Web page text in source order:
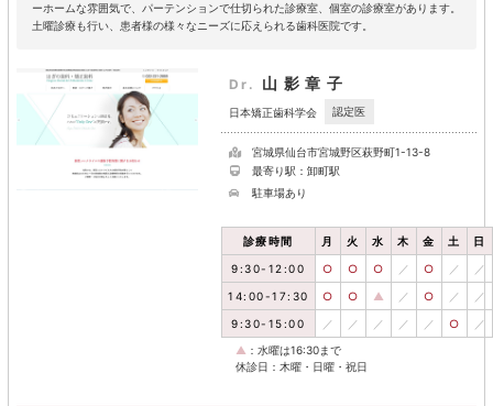
ーホームな雰囲気で、パーテンションで仕切られた診療室、個室の診療室があります。
土曜診療も行い、患者様の様々なニーズに応えられる歯科医院です。
Dr. 山影章子
日本矯正歯科学会 認定医
宮城県仙台市宮城野区萩野町1-13-8
最寄り駅：卸町駅
駐車場あり
診療時間 月 火 水 木 金 土 日
9:30-12:00 ○ ○ ○ ／ ○ ／ ／
14:00-17:30 ○ ○ ▲ ／ ○ ／ ／
9:30-15:00 ／ ／ ／ ／ ／ ○ ／
▲ ：水曜は16:30まで
休診日：木曜・日曜・祝日